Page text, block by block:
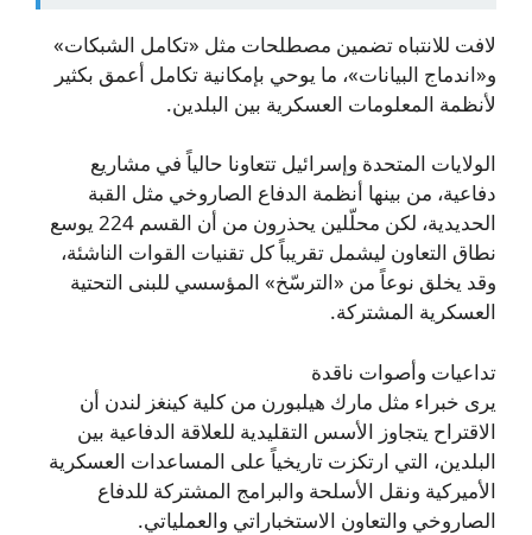
لافت للانتباه تضمين مصطلحات مثل «تكامل الشبكات»
و«اندماج البيانات»، ما يوحي بإمكانية تكامل أعمق بكثير
لأنظمة المعلومات العسكرية بين البلدين.
الولايات المتحدة وإسرائيل تتعاونا حالياً في مشاريع
دفاعية، من بينها أنظمة الدفاع الصاروخي مثل القبة
الحديدية، لكن محلّلين يحذرون من أن القسم 224 يوسع
نطاق التعاون ليشمل تقريباً كل تقنيات القوات الناشئة،
وقد يخلق نوعاً من «الترسّخ» المؤسسي للبنى التحتية
العسكرية المشتركة.
تداعيات وأصوات ناقدة
يرى خبراء مثل مارك هيلبورن من كلية كينغز لندن أن
الاقتراح يتجاوز الأسس التقليدية للعلاقة الدفاعية بين
البلدين، التي ارتكزت تاريخياً على المساعدات العسكرية
الأميركية ونقل الأسلحة والبرامج المشتركة للدفاع
الصاروخي والتعاون الاستخباراتي والعملياتي.